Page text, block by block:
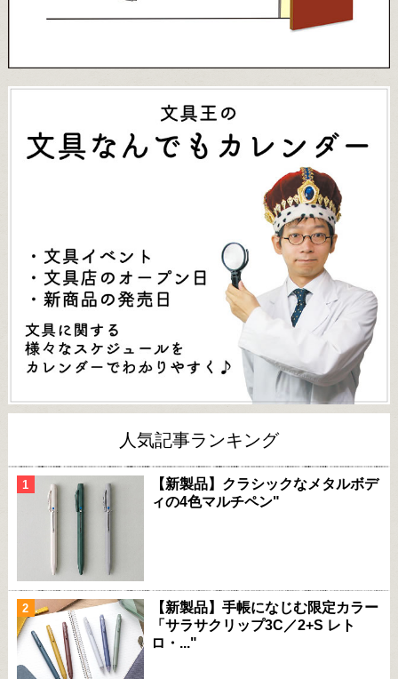
人気記事ランキング
【新製品】クラシックなメタルボデ
ィの4色マルチペン"
【新製品】手帳になじむ限定カラー
「サラサクリップ3C／2+S レト
ロ・..."